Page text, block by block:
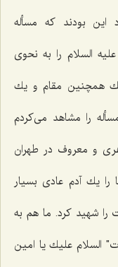
بودند كه مسأله
السلام را به نحوی
یك همچنین مقام و یك
را مشاهد می‌كردم
و معروف در طهران
را یك آدم عادی بسیار
شهید كرد. ما هم به
السلام علیك یا امین